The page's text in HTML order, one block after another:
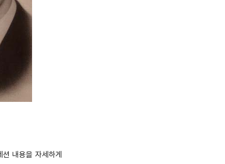
내용을 자세하게